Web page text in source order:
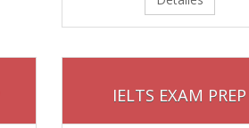
IELTS EXAM PREP